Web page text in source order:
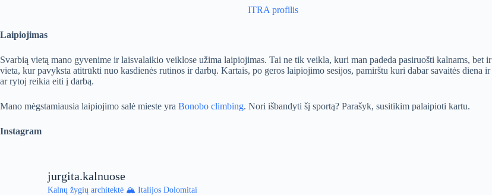
ITRA profilis
Laipiojimas
Svarbią vietą mano gyvenime ir laisvalaikio veiklose užima laipiojimas. Tai ne tik veikla, kuri man padeda pasiruošti kalnams, bet ir
vieta, kur pavyksta atitrūkti nuo kasdienės rutinos ir darbų. Kartais, po geros laipiojimo sesijos, pamirštu kuri dabar savaitės diena ir
ar rytoj reikia eiti į darbą.
Mano mėgstamiausia laipiojimo salė mieste yra Bonobo climbing. Nori išbandyti šį sportą? Parašyk, susitikim palaipioti kartu.
Instagram
jurgita.kalnuose
Kalnų žygių architektė 🏔 Italijos Dolomitai